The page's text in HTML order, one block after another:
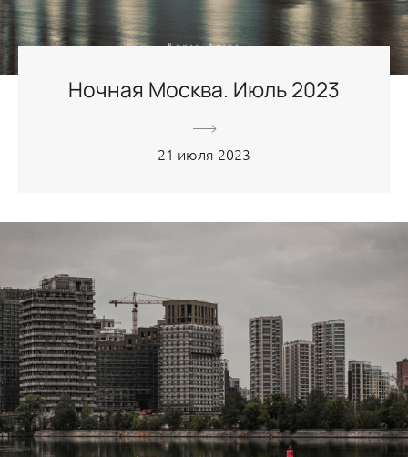
Ночная Москва. Июль 2023
21 июля 2023